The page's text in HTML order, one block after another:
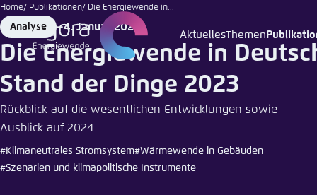
Zum
Hauptinhalt
gehen
AktuellesThemen
Home Publikationen Die Energiewende in...
Format
Analyse
Date
4. Januar 2024
Die Energiewende in
Stand der Dinge 2023
Rückblick auf die wesentlichen Entwicklungen sowie
Ausblick auf 2024
#Klimaneutrales Stromsystem#Wärmewende in Gebäuden
#Szenarien und klimapolitische Instrumente
Illustration
von Agora
Energiewende
Login
Sprache
Englisch
Agora
möchten.